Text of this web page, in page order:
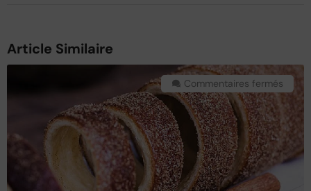
Article Similaire
Commentaires fermés